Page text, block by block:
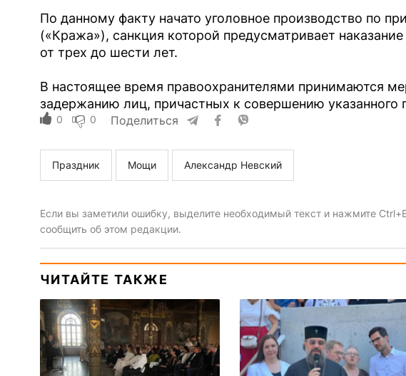
По данному факту начато уголовное производство по
(«Кража»), санкция которой предусматривает
от трех до шести лет.
В настоящее время правоохранителями принимаются
задержанию лиц, причастных к совершению указанного
0 0 Поделиться
Праздник Мощи Александр Невский
Если вы заметили ошибку, выделите необходимый текст и нажмите
сообщить об этом редакции.
ЧИТАЙТЕ ТАКЖЕ